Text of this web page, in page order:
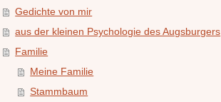
Gedichte von mir
aus der kleinen Psychologie des Augsburgers
Familie
Meine Familie
Stammbaum